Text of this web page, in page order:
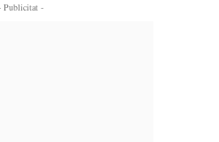
Publicitat -